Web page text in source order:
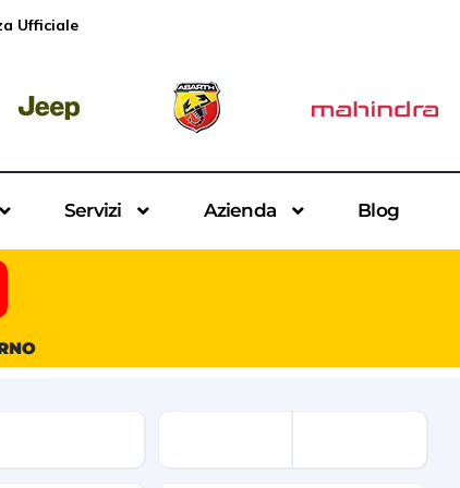
Ufficiale
Servizi Azienda Blog